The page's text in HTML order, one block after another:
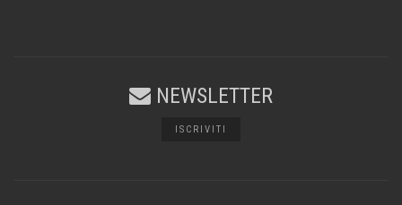
NEWSLETTER
ISCRIVITI